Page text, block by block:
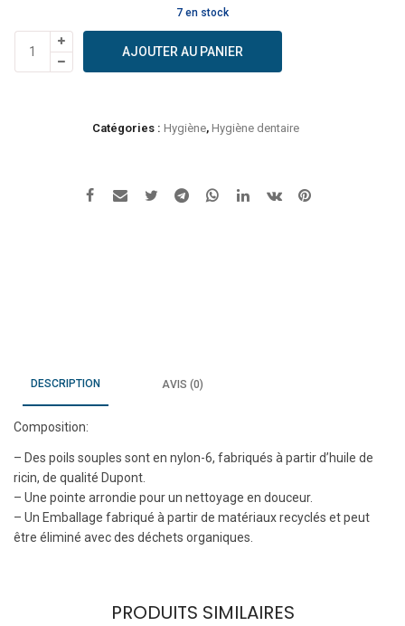
7 en stock
quantité
de
AJOUTER AU PANIER
Catégories : Hygiène, Hygiène dentaire
DESCRIPTION AVIS (0)
Composition:
– Des poils souples sont en nylon-6, fabriqués à partir d’huile de
ricin, de qualité Dupont.
– Une pointe arrondie pour un nettoyage en douceur.
– Un Emballage fabriqué à partir de matériaux recyclés et peut
être éliminé avec des déchets organiques.
PRODUITS SIMILAIRES